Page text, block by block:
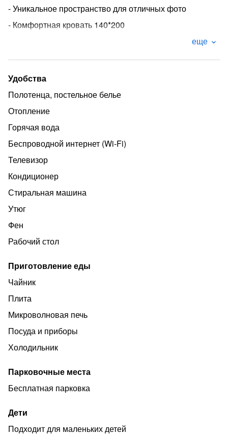
- Уникальное пространство для отличных фото
- Комфортная кровать 140*200
- Хорошая шумоизоляция
- ⏰ Круглосуточное заселение по согласованию
- Есть все для приготовления пищи, даже тостер
- полноценная ванная
- 🧴 Все необходимые гигиенические принадлежности
- Стиральная машина
- В 5 минутах зона отдыха Сколково, вход свободный
- Прямо в доме и рядом магазины продуктов, аптека,
пара атмосферных кафе с приятными ценами
еще
Удобства
Полотенца, постельное белье
Отопление
Горячая вода
Беспроводной интернет (Wi‑Fi)
Телевизор
Кондиционер
Стиральная машина
Утюг
Фен
Рабочий стол
Приготовление еды
Чайник
Плита
Микроволновая печь
Посуда и приборы
Холодильник
Парковочные места
Бесплатная парковка
Дети
Подходит для маленьких детей